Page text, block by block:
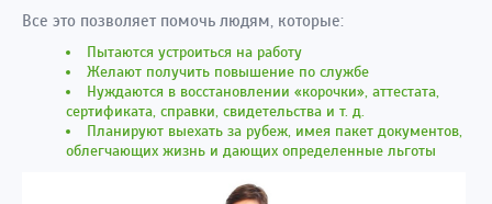
Все это позволяет помочь людям, которые:
Пытаются устроиться на работу
Желают получить повышение по службе
Нуждаются в восстановлении «корочки», аттестата,
сертификата, справки, свидетельства и т. д.
Планируют выехать за рубеж, имея пакет документов,
облегчающих жизнь и дающих определенные льготы